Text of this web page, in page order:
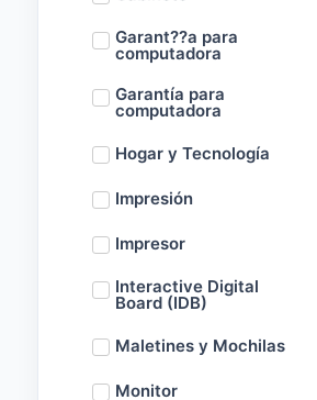
Garant??a para
computadora
Garantía para
computadora
Hogar y Tecnología
Impresión
Impresor
Interactive Digital
Board (IDB)
Maletines y Mochilas
Monitor